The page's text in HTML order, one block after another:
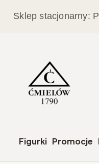
Sklep stacjonarny:
Figurki Promocje